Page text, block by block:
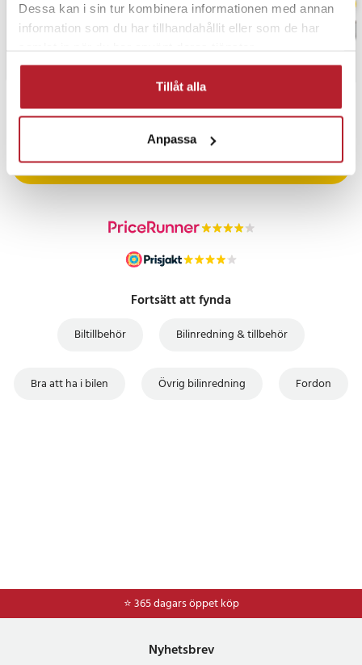
Dessa kan i sin tur kombinera informationen med annan
information som du har tillhandahållit eller som de har
Tillåt alla
Anpassa
PRISGARANTI
UTFÖRSÄLJNING
Fortsätt att fynda
Biltillbehör Bilinredning & tillbehör
Bra att ha i bilen Övrig bilinredning Fordon
⭐ 365 dagars öppet köp
Nyhetsbrev